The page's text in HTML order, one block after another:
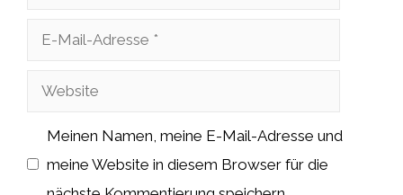
Adresse
Website
Meinen Namen, meine E-Mail-Adresse und
meine Website in diesem Browser für die